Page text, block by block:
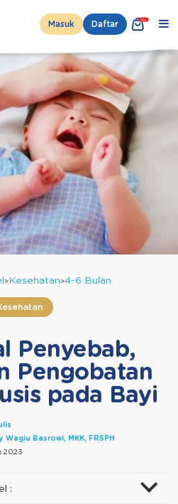
Masuk Daftar
Kesehatan 4-6 Bulan
Penyebab,
Pengobatan
pada Bayi
Wagiu Basrowi, MKK, FRSPH
2023
: